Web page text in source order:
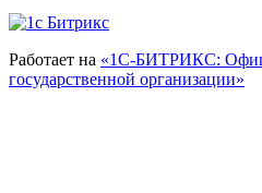
Работает на «1С-БИТРИКС:
государственной организации»